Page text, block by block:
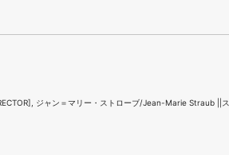
ジャン＝マリー・ストローブ/Jean-Marie Straub ||ス